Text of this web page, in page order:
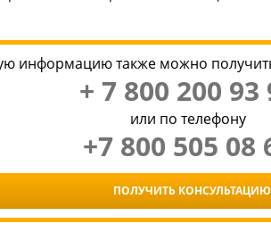
информацию также можно
+ 7 800 200 93
или по телефону
+7 800 505 08
ПОЛУЧИТЬ КОНСУЛЬТАЦИЮ